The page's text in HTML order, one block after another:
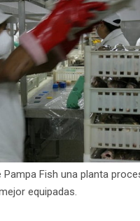
Pampa Fish una planta
equipadas.